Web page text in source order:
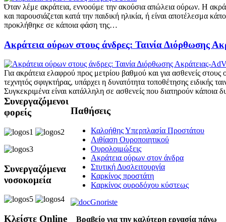
Όταν λέμε ακράτεια, εννοούμε την ακούσια απώλεια ούρων. Η
και παρουσιάζεται κατά την παιδική ηλικία, ή είναι αποτέλεσμα
προκλήθηκε σε κάποια φάση της…
Ακράτεια ούρων στους άνδρες: Ταινία Διόρθωσης
Για ακράτεια ελαφρού προς μετρίου βαθμού και για ασθενείς στους
τεχνητός σφιγκτήρας, υπάρχει η δυνατότητα τοποθέτησης ειδικής
Συγκεκριμένα είναι κατάλληλη σε ασθενείς που διατηρούν κάποια
Παθήσεις
Καλοήθης Υπερπλασία Προστάτου
Λιθίαση Ουροποιητικού
Ουρολοιμώξεις
Ακράτεια ούρων στον άνδρα
Στυτική Δυσλειτουργία
Καρκίνος προστάτη
Καρκίνος ουροδόχου κύστεως
Βραβείο για την καλύτερη εργασία πάνω
Συνεργαζόμενοι
φορείς
Συνεργαζόμενα
νοσοκομεία
Κλείστε Online